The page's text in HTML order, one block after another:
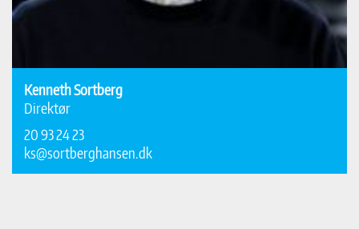
Kenneth Sortberg
Direktør
20 93 24 23
ks@sortberghansen.dk